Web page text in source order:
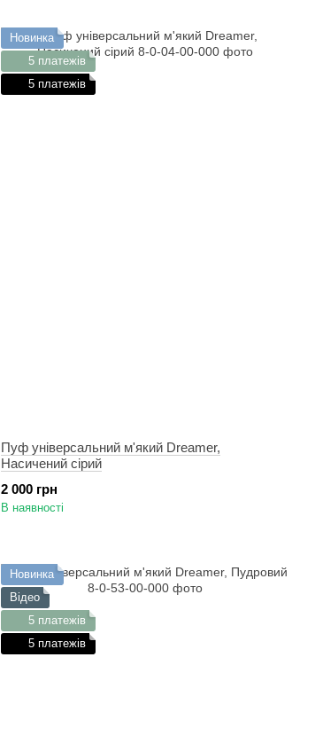
Новинка
5 платежів
5 платежів
Пуф універсальний м'який Dreamer,
Насичений сірий
2 000 грн
В наявності
Новинка
Відео
5 платежів
5 платежів